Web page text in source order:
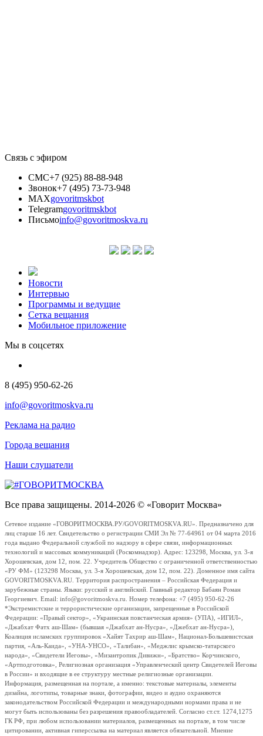
Связь с эфиром
СМС+7 (925) 88-88-948
Звонок+7 (495) 73-73-948
MAXgovoritmskbot
Telegramgovoritmskbot
Письмоinfo@govoritmoskva.ru
Новости
Интервью
Программы и ведущие
Сетка вещания
Мобильное приложение
Мы в соцсетях
8 (495) 950-62-26
info@govoritmoskva.ru
Реклама на радио
Города вещания
Наши слушатели
Все права защищены. 2014-2026 © «Говорит Москва»
Сетевое издание «ГОВОРИТМОСКВА.РУ/GOVORITMOSKVA.RU». Предназначено для
лиц старше 16 лет. Свидетельство о регистрации СМИ Эл № 77-64961 от 04 марта 2016
года выдано Федеральной службой по надзору в сфере связи, информационных
технологий и массовых коммуникаций (Роскомнадзор). Адрес: 123298, Москва, ул. 3-я
Хорошевская, дом 12, пом. 22. Учредитель Общество с ограниченной ответственностью
«РУ ФМ» (123298 Москва, ул. 3-я Хорошевская, дом 12, пом. 22). Доменное имя сайта
GOVORITMOSKVA.RU. Территория распространения – Российская Федерация и
зарубежные страны. Языки: русский и английский. Главный редактор Бабаян Роман
Георгиевич. Email: info@govoritmoskva.ru. Номер телефона: +7 (495) 950-62-26
*Экстремистские и террористические организации, запрещенные в Российской
Федерации: «Правый сектор», «Украинская повстанческая армия» (УПА), «ИГИЛ»,
«Джабхат Фатх аш-Шам» (бывшая «Джабхат ан-Нусра», «Джебхат ан-Нусра»),
Коалиция исламских группировок «Хайят Тахрир аш-Шам», Национал-Большевистская
партия, «Аль-Каида», «УНА-УНСО», «Талибан», «Меджлис крымско-татарского
народа», «Свидетели Иеговы», «Мизантропик Дивижн», «Братство» Корчинского,
«Артподготовка», Религиозная организация «Управленческий центр Свидетелей Иеговы
в России» и входящие в ее структуру местные религиозные организации.
Информация, размещенная на портале, а именно: текстовые материалы, элементы
дизайна, логотипы, товарные знаки, фотографии, видео и аудио охраняются
законодательством Российской Федерации и международными нормами права и не
могут быть использованы без разрешения правообладателей. Согласно ст.ст. 1274,1275
ГК РФ, при любом использовании материалов, размещенных на портале, в том числе
цитировании, активная гиперссылка на материал является обязательной. Мнение